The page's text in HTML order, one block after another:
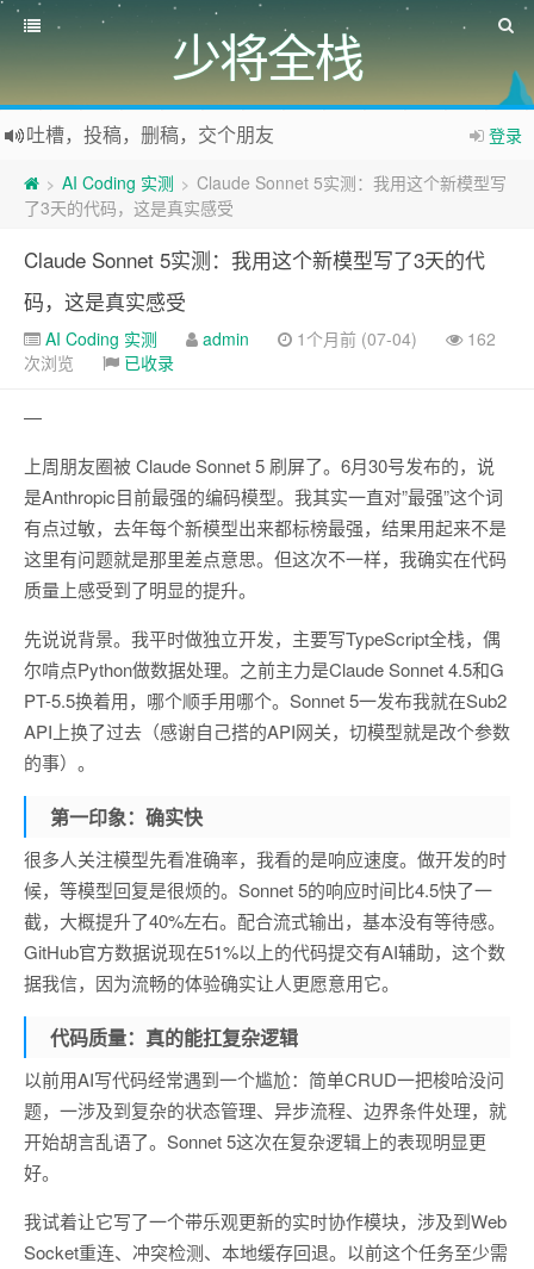
少将全栈
登录
吐槽，投稿，删稿，交个朋友
如果您觉得本站非常有看点，那么赶紧使用Ctrl+D 收藏少将全栈吧
> AI Coding 实测 > Claude Sonnet 5实测：我用这个新模型写
了3天的代码，这是真实感受
Claude Sonnet 5实测：我用这个新模型写了3天的代
码，这是真实感受
AI Coding 实测 admin 1个月前 (07-04)
162
次浏览
已收录
—
上周朋友圈被 Claude Sonnet 5 刷屏了。6月30号发布的，说
是Anthropic目前最强的编码模型。我其实一直对”最强”这个词
有点过敏，去年每个新模型出来都标榜最强，结果用起来不是
这里有问题就是那里差点意思。但这次不一样，我确实在代码
质量上感受到了明显的提升。
先说说背景。我平时做独立开发，主要写TypeScript全栈，偶
尔啃点Python做数据处理。之前主力是Claude Sonnet 4.5和G
PT-5.5换着用，哪个顺手用哪个。Sonnet 5一发布我就在Sub2
API上换了过去（感谢自己搭的API网关，切模型就是改个参数
的事）。
第一印象：确实快
很多人关注模型先看准确率，我看的是响应速度。做开发的时
候，等模型回复是很烦的。Sonnet 5的响应时间比4.5快了一
截，大概提升了40%左右。配合流式输出，基本没有等待感。
GitHub官方数据说现在51%以上的代码提交有AI辅助，这个数
据我信，因为流畅的体验确实让人更愿意用它。
代码质量：真的能扛复杂逻辑
以前用AI写代码经常遇到一个尴尬：简单CRUD一把梭哈没问
题，一涉及到复杂的状态管理、异步流程、边界条件处理，就
开始胡言乱语了。Sonnet 5这次在复杂逻辑上的表现明显更
好。
我试着让它写了一个带乐观更新的实时协作模块，涉及到Web
Socket重连、冲突检测、本地缓存回退。以前这个任务至少需